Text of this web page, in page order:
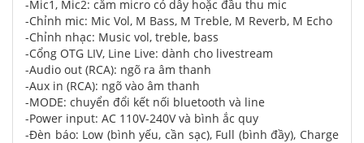
-Mic1, Mic2: cắm micro có dây hoặc đầu thu mic
-Chỉnh mic: Mic Vol, M Bass, M Treble, M Reverb, M Echo
-Chỉnh nhạc: Music vol, treble, bass
-Cổng OTG LIV, Line Live: dành cho livestream
-Audio out (RCA): ngõ ra âm thanh
-Aux in (RCA): ngõ vào âm thanh
-MODE: chuyển đổi kết nối bluetooth và line
-Power input: AC 110V-240V và bình ắc quy
-Đèn báo: Low (bình yếu, cần sạc), Full (bình đầy), Charge